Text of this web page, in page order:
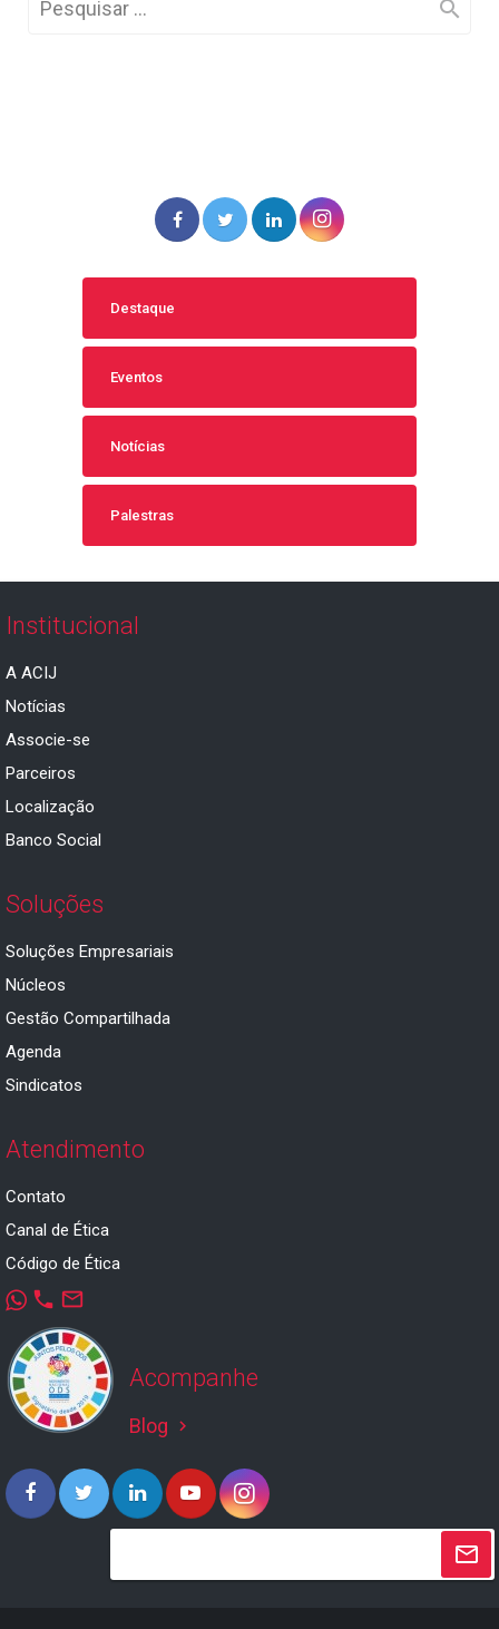
Destaque
Eventos
Notícias
Palestras
Institucional
A ACIJ
Notícias
Associe-se
Parceiros
Localização
Banco Social
Soluções
Soluções Empresariais
Núcleos
Gestão Compartilhada
Agenda
Sindicatos
Atendimento
Contato
Canal de Ética
Código de Ética
phone mail_outline
Acompanhe
Blog keyboard_arrow_right